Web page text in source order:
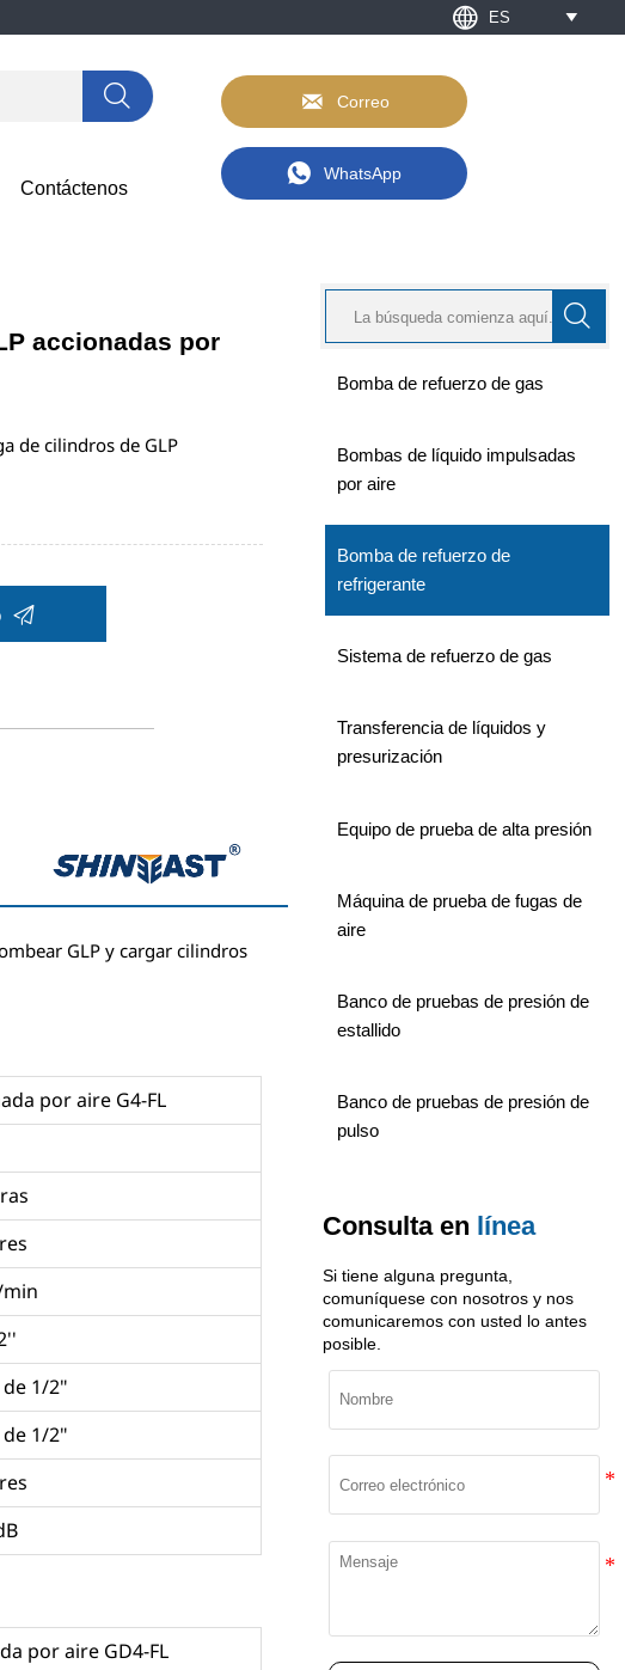
 ES 
  Correo
Contáctenos
 WhatsApp
accionadas por
de cilindros de GLP

GLP y cargar cilindros
por aire G4-FL
de 1/2"
de 1/2"
por aire GD4-FL

Bomba de refuerzo de gas
Bombas de líquido impulsadas
por aire
Bomba de refuerzo de
refrigerante
Sistema de refuerzo de gas
Transferencia de líquidos y
presurización
Equipo de prueba de alta presión
Máquina de prueba de fugas de
aire
Banco de pruebas de presión de
estallido
Banco de pruebas de presión de
pulso
Consulta en línea
Si tiene alguna pregunta,
comuníquese con nosotros y nos
comunicaremos con usted lo antes
posible.